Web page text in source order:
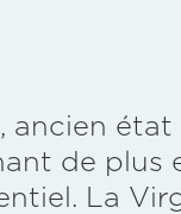
ancien
de plus
La